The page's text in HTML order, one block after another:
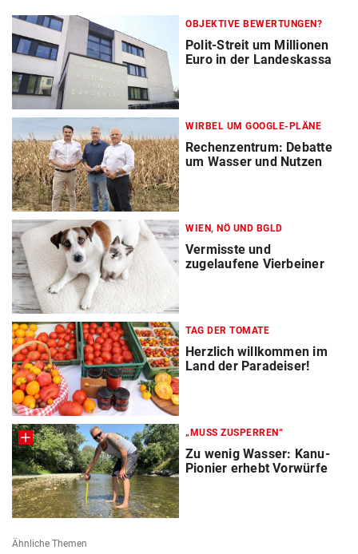
OBJEKTIVE BEWERTUNGEN?
Polit-Streit um Millionen
Euro in der Landeskassa
WIRBEL UM GOOGLE-PLÄNE
Rechenzentrum: Debatte
um Wasser und Nutzen
WIEN, NÖ UND BGLD
Vermisste und
zugelaufene Vierbeiner
TAG DER TOMATE
Herzlich willkommen im
Land der Paradeiser!
„MUSS ZUSPERREN“
Zu wenig Wasser: Kanu-
Pionier erhebt Vorwürfe
Ähnliche Themen